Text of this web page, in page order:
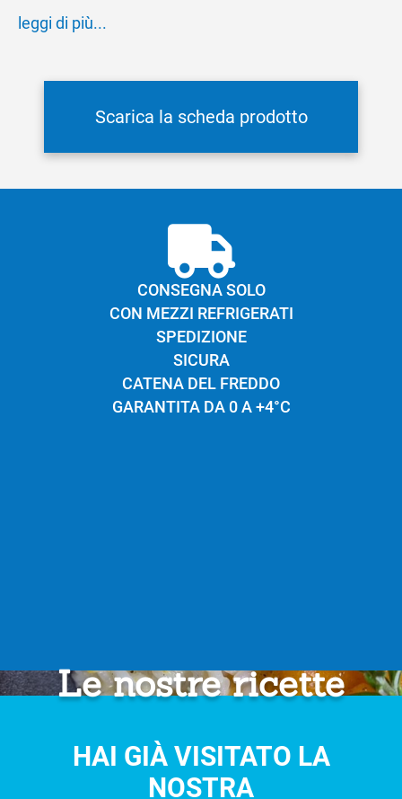
leggero e veloce oppure al termine della giornata
glutine ed. 2022-2023
leggi di più...
Scarica la scheda prodotto
CONSEGNA SOLO
CON MEZZI REFRIGERATI
SPEDIZIONE
SICURA
CATENA DEL FREDDO
GARANTITA DA 0 A +4°C
Le nostre ricette
HAI GIÀ VISITATO LA
NOSTRA